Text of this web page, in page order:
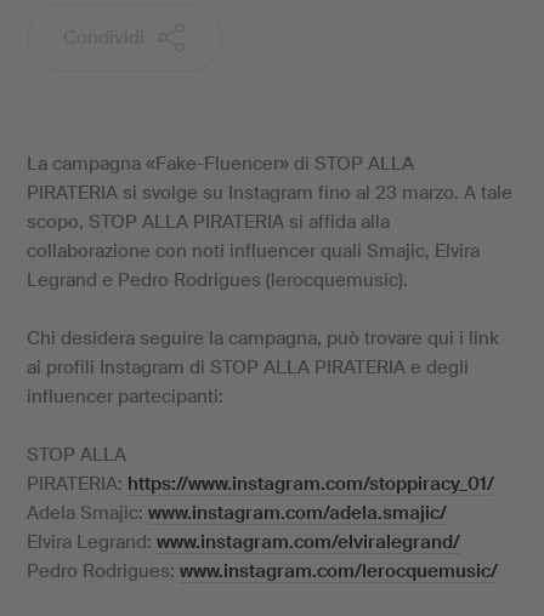
La campagna «Fake-Fluencer» di STOP ALLA
PIRATERIA si svolge su Instagram fino al 23 marzo. A tale
scopo, STOP ALLA PIRATERIA si affida alla
collaborazione con noti influencer quali Smajic, Elvira
Legrand e Pedro Rodrigues (lerocquemusic).
Chi desidera seguire la campagna, può trovare qui i link
ai profili Instagram di STOP ALLA PIRATERIA e degli
influencer partecipanti:
STOP ALLA
PIRATERIA: https://www.instagram.com/stoppiracy_01/
Adela Smajic: www.instagram.com/adela.smajic/
Elvira Legrand: www.instagram.com/elviralegrand/
Pedro Rodrigues: www.instagram.com/lerocquemusic/